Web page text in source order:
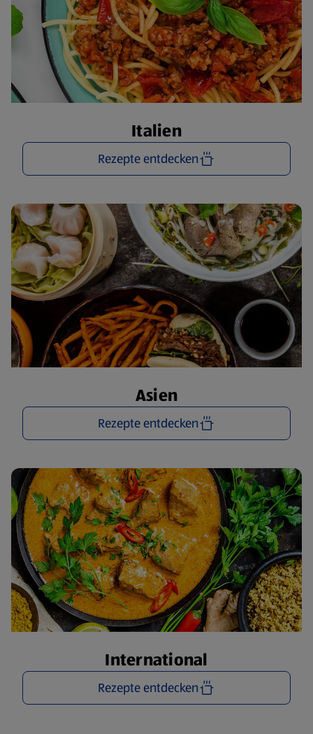
Italien
Rezepte entdecken
Asien
Rezepte entdecken
International
Rezepte entdecken